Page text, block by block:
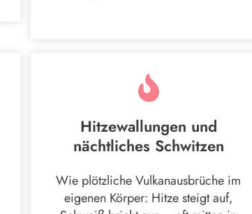
Hitzewallungen und
nächtliches Schwitzen
Wie plötzliche Vulkanausbrüche im
eigenen Körper: Hitze steigt auf,